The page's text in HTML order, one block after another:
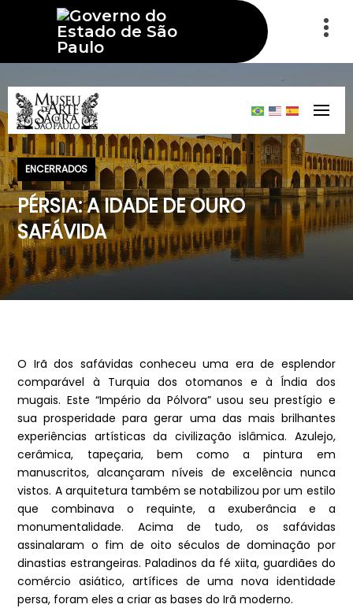
ENCERRADOS
PÉRSIA: A IDADE DE OURO
SAFÁVIDA
O Irã dos safávidas conheceu uma era de esplendor
comparável à Turquia dos otomanos e à Índia dos
mugais. Este “Império da Pólvora” usou seu prestígio e
sua prosperidade para gerar uma das mais brilhantes
experiências artísticas da civilização islâmica. Azulejo,
cerâmica, tapeçaria, bem como a pintura em
manuscritos, alcançaram níveis de excelência nunca
vistos. A arquitetura também se notabilizou por um estilo
que combinava o requinte, a exuberância e a
monumentalidade. Acima de tudo, os safávidas
assinalaram o fim de oito séculos de dominação por
dinastias estrangeiras. Paladinos da fé xiita, guardiães do
comércio asiático, artífices de uma nova identidade
persa, foram eles a criar as bases do Irã moderno.